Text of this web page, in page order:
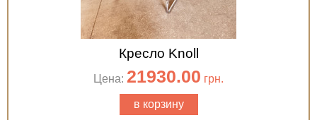
Кресло Knoll
Цена: 21930.00 грн.
в корзину